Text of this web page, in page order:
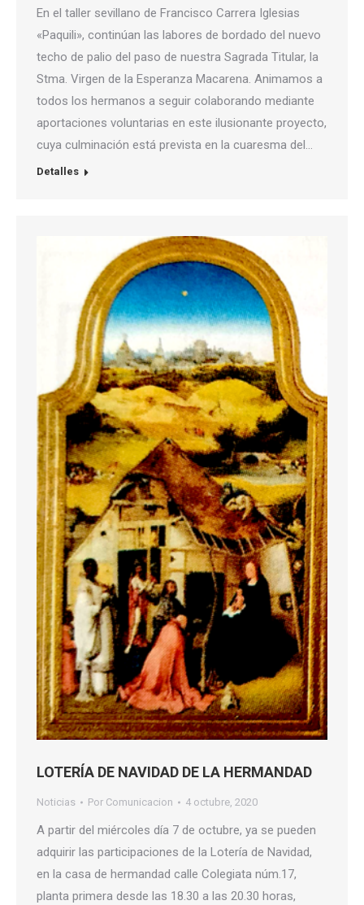
En el taller sevillano de Francisco Carrera Iglesias
«Paquili», continúan las labores de bordado del nuevo
techo de palio del paso de nuestra Sagrada Titular, la
Stma. Virgen de la Esperanza Macarena. Animamos a
todos los hermanos a seguir colaborando mediante
aportaciones voluntarias en este ilusionante proyecto,
cuya culminación está prevista en la cuaresma del…
Detalles
LOTERÍA DE NAVIDAD DE LA HERMANDAD
Noticias Por Comunicacion 4 octubre, 2020
A partir del miércoles día 7 de octubre, ya se pueden
adquirir las participaciones de la Lotería de Navidad,
en la casa de hermandad calle Colegiata núm.17,
planta primera desde las 18.30 a las 20.30 horas,